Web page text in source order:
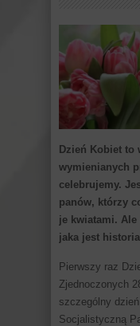
Dzień Kobiet to
wymienianych
celebrujemy.
panów, którzy
je kwiatami. Ale
jaka jest
Pierwszy raz
Zjednoczonych
szczególny
Socjalistyczną